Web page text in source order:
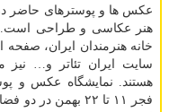
عکس ها و پوسترهای حاضر
هنر عکاسی و طراحی است.
خانه هنرمندان ایران، صفحه
سایت ایران تئاتر و… نیز
هستند. نمایشگاه عکس و
فجر ۱۱ تا ۲۲ بهمن